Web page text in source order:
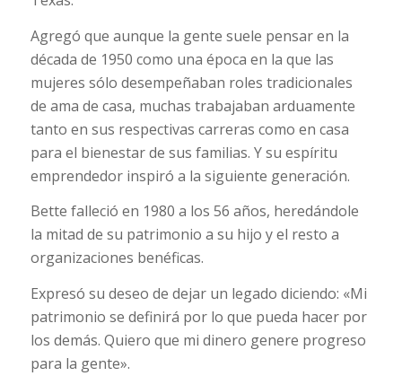
Agregó que aunque la gente suele pensar en la
década de 1950 como una época en la que las
mujeres sólo desempeñaban roles tradicionales
de ama de casa, muchas trabajaban arduamente
tanto en sus respectivas carreras como en casa
para el bienestar de sus familias. Y su espíritu
emprendedor inspiró a la siguiente generación.
Bette falleció en 1980 a los 56 años, heredándole
la mitad de su patrimonio a su hijo y el resto a
organizaciones benéficas.
Expresó su deseo de dejar un legado diciendo: «Mi
patrimonio se definirá por lo que pueda hacer por
los demás. Quiero que mi dinero genere progreso
para la gente».